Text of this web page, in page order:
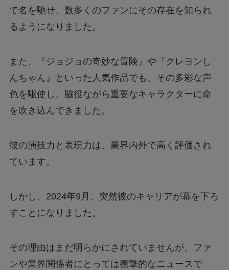
Switch2のスペックは？PS5・PS4とも徹底比
Nintendo Switch 2は何が変わる？前モデルと
の違いを徹底解説！
【行列のできる法律相談所】オークションで話
【漫画】ツンデレ暴力ヒロインを真の暴力でわ
からせる！はどこで読める？無料で読めるの？
で名を馳せ、数多くのファンにその存在を知られ
るようになりました。
また、『ジョジョの奇妙な冒険』や『クレヨンし
んちゃん』といった人気作品でも、その多彩な声
色を駆使し、脇役ながら重要なキャラクターに命
を吹き込んできました。
彼の演技力と表現力は、業界内外で高く評価され
ています。
しかし、2024年9月、突然彼のキャリアが幕を下ろ
すことになりました。
その理由はまだ明らかにされていませんが、ファ
ンや業界関係者にとっては衝撃的なニュースで